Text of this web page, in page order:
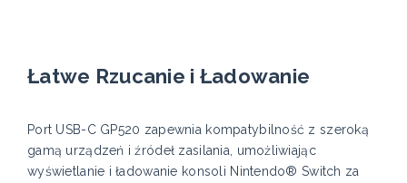
Łatwe Rzucanie i Ładowanie
Port USB-C GP520 zapewnia kompatybilność z szeroką
gamą urządzeń i źródeł zasilania, umożliwiając
wyświetlanie i ładowanie konsoli Nintendo® Switch za